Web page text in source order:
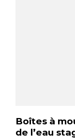
Boîtes à
de l’eau